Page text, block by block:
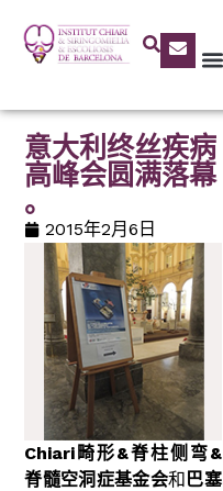
意大利终丝疾病
高峰会圆满落幕
。
2015年2月6日
Chiari畸形&脊柱侧弯&
脊髓空洞症基金会和 巴塞